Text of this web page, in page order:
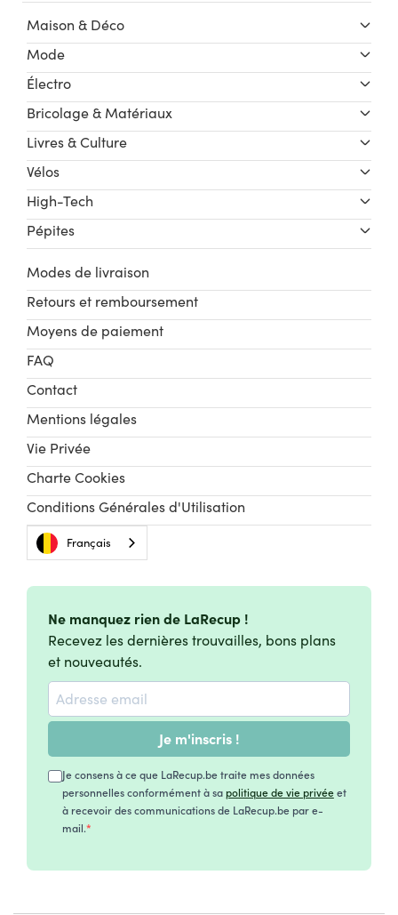
Maison & Déco
Mode
Électro
Bricolage & Matériaux
Livres & Culture
Vélos
High-Tech
Pépites
Modes de livraison
Retours et remboursement
Moyens de paiement
FAQ
Contact
Mentions légales
Vie Privée
Charte Cookies
Conditions Générales d'Utilisation
Français
Ne manquez rien de LaRecup !
Recevez les dernières trouvailles, bons plans
et nouveautés.
Je m'inscris !
Je consens à ce que LaRecup.be traite mes données
personnelles conformément à sapolitique de vie privéeet
à recevoir des communications de LaRecup.be par e-
mail.